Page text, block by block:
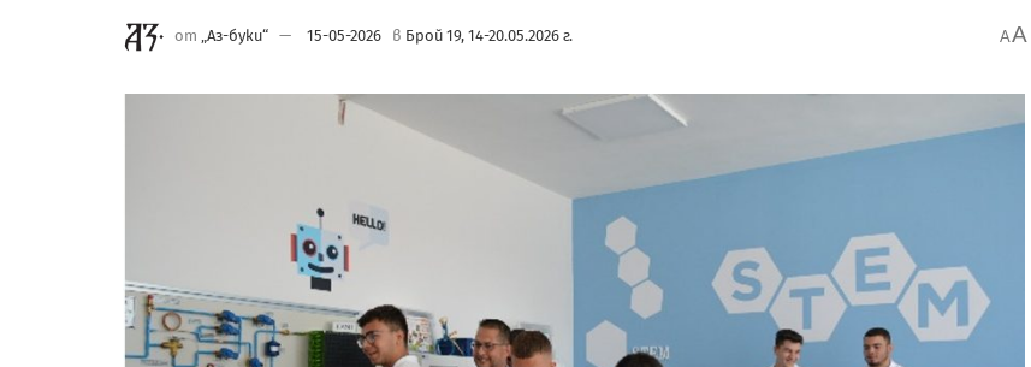
от „Аз-буки“ 15-05-2026 в Брой 19, 14-20.05.2026 г. AA